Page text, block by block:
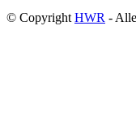
© Copyright HWR -